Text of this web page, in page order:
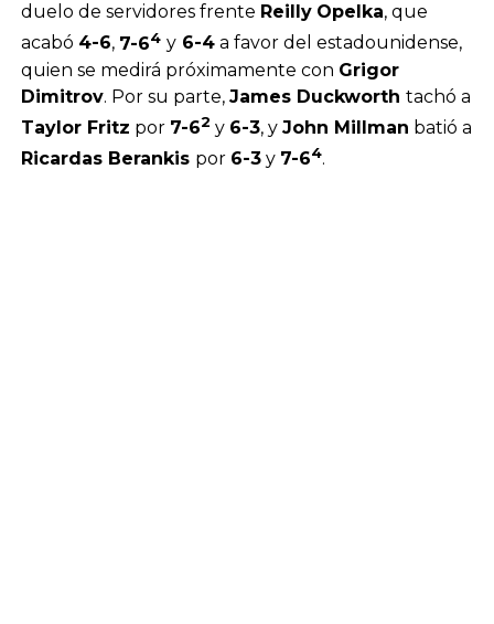
duelo de servidores frente Reilly Opelka, que
acabó 4-6, 7-64 y6-4a favor del estadounidense,
quien se medirá próximamente con Grigor
Dimitrov. Por su parte, James Duckworth tachó a
Taylor Fritz por 7-62 y 6-3, y John Millman batió a
Ricardas Berankis por 6-3y 7-64.